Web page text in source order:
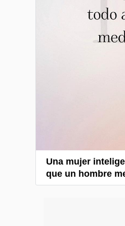
Una mujer
que un hombre